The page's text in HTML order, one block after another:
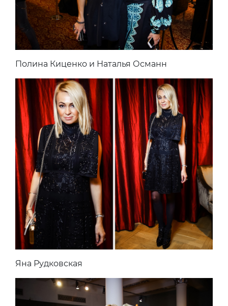
Полина Киценко и Наталья Османн
Яна Рудковская